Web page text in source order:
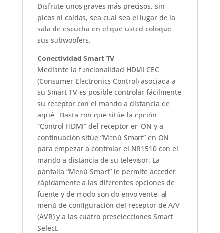
Disfrute unos graves más precisos, sin
picos ni caídas, sea cual sea el lugar de la
sala de escucha en el que usted coloque
sus subwoofers.
Conectividad Smart TV
Mediante la funcionalidad HDMI CEC
(Consumer Electronics Control) asociada a
su Smart TV es posible controlar fácilmente
su receptor con el mando a distancia de
aquél. Basta con que sitúe la opción
“Control HDMI” del receptor en ON y a
continuación sitúe “Menú Smart” en ON
para empezar a controlar el NR1510 con el
mando a distancia de su televisor. La
pantalla “Menú Smart” le permite acceder
rápidamente a las diferentes opciones de
fuente y de modo sonido envolvente, al
menú de configuración del receptor de A/V
(AVR) y a las cuatro preselecciones Smart
Select.